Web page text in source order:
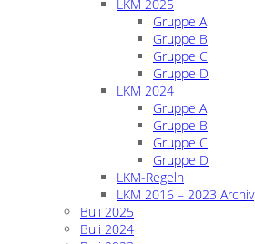
LKM 2025
Gruppe A
Gruppe B
Gruppe C
Gruppe D
LKM 2024
Gruppe A
Gruppe B
Gruppe C
Gruppe D
LKM-Regeln
LKM 2016 – 2023 Archiv
Buli 2025
Buli 2024